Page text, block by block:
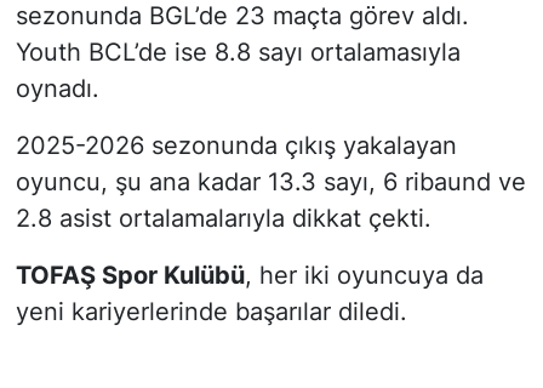
sezonunda BGL’de 23 maçta görev aldı.
Youth BCL’de ise 8.8 sayı ortalamasıyla
oynadı.
2025-2026 sezonunda çıkış yakalayan
oyuncu, şu ana kadar 13.3 sayı, 6 ribaund ve
2.8 asist ortalamalarıyla dikkat çekti.
TOFAŞ Spor Kulübü, her iki oyuncuya da
yeni kariyerlerinde başarılar diledi.